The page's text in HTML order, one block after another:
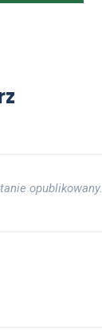
opublikowany.